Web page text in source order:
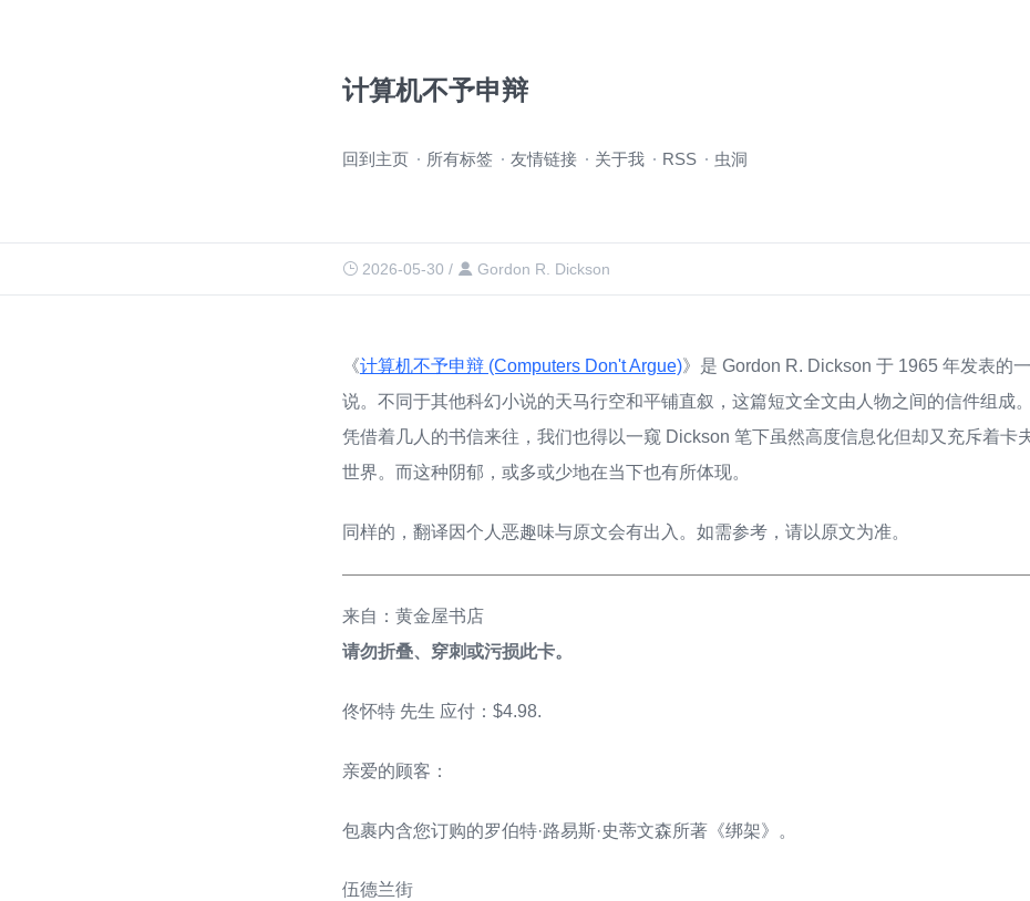
计算机不予申辩
过
回到主页 所有标签 友情链接 关于我 RSS 虫洞
2026-05-30 / Gordon R. Dickson
《计算机不予申辩 (Computers Don't Argue)》是 Gordon R. Dickson 于 1965 年发表的
说。不同于其他科幻小说的天马行空和平铺直叙，这篇短文全文由人物之间的信件组成
凭借着几人的书信来往，我们也得以一窥 Dickson 笔下虽然高度信息化但却又充斥着卡
世界。而这种阴郁，或多或少地在当下也有所体现。
同样的，翻译因个人恶趣味与原文会有出入。如需参考，请以原文为准。
来自：黄金屋书店
请勿折叠、穿刺或污损此卡。
佟怀特 先生 应付：$4.98.
亲爱的顾客：
包裹内含您订购的罗伯特·路易斯·史蒂文森所著《绑架》。
伍德兰街